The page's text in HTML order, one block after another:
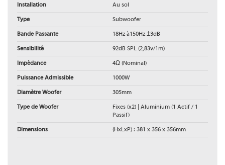
Installation Au sol
Type Subwoofer
Bande Passante 18Hz à150Hz ±3dB
Sensibilité 92dB SPL (2,83v/1m)
Impédance 4Ω (Nominal)
Puissance Admissible 1000W
Diamètre Woofer 305mm
Type de Woofer
Fixes (x2) | Aluminium (1 Actif / 1
Passif)
Dimensions (HxLxP) : 381 x 356 x 356mm